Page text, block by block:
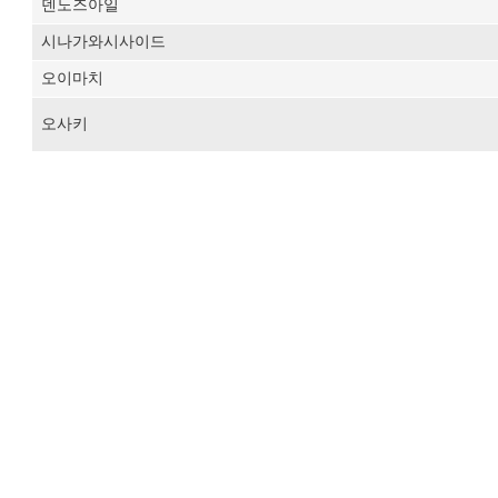
덴노즈아일
시나가와시사이드
오이마치
오사키